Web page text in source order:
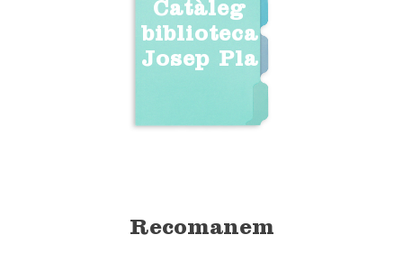
Catàleg
biblioteca
Josep Pla
Recomanem